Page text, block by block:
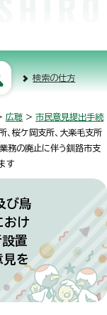
検索の仕方
広聴 > 市民意見提出手続
、桜ケ岡支所、大楽毛支所
務の廃止に伴う釧路市支
す
び鳥
おけ
置
見を